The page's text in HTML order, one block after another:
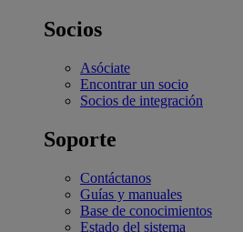
Socios
Asóciate
Encontrar un socio
Socios de integración
Soporte
Contáctanos
Guías y manuales
Base de conocimientos
Estado del sistema